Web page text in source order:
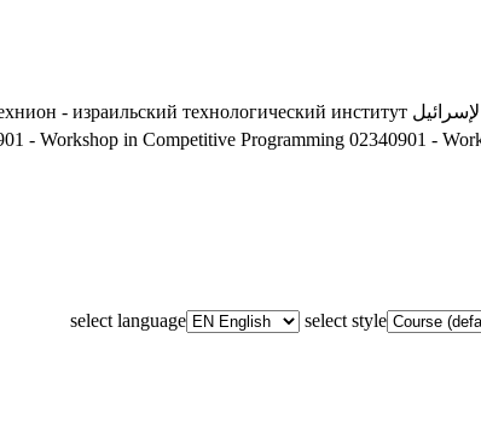
- израильский технологический институт
- Workshop in Competitive Programming 02340901 -
select language
select style